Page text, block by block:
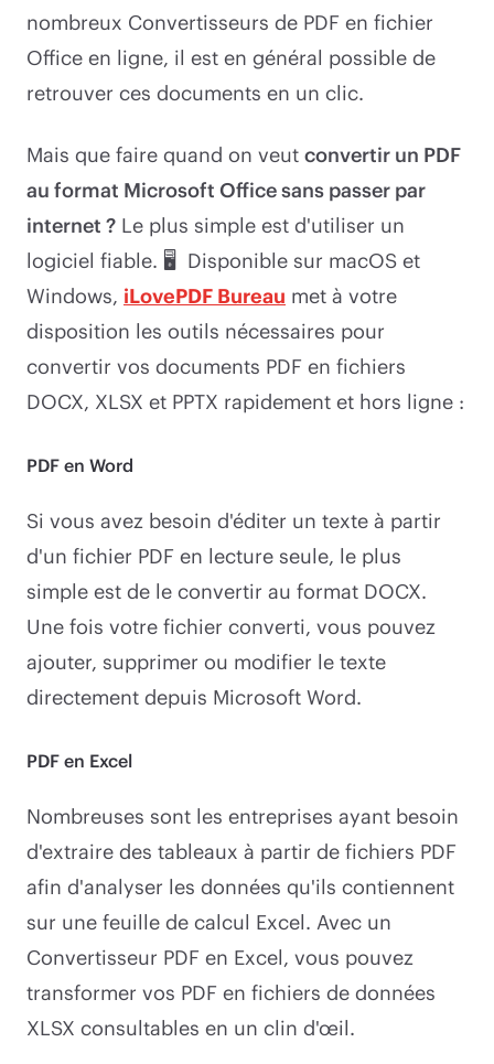
nombreux Convertisseurs de PDF en fichier
Office en ligne, il est en général possible de
retrouver ces documents en un clic.
Mais que faire quand on veut convertir un PDF
au format Microsoft Office sans passer par
internet ? Le plus simple est d'utiliser un
logiciel fiable. 🖥️ Disponible sur macOS et
Windows, iLovePDF Bureau met à votre
disposition les outils nécessaires pour
convertir vos documents PDF en fichiers
DOCX, XLSX et PPTX rapidement et hors ligne :
PDF en Word
Si vous avez besoin d'éditer un texte à partir
d'un fichier PDF en lecture seule, le plus
simple est de le convertir au format DOCX.
Une fois votre fichier converti, vous pouvez
ajouter, supprimer ou modifier le texte
directement depuis Microsoft Word.
PDF en Excel
Nombreuses sont les entreprises ayant besoin
d'extraire des tableaux à partir de fichiers PDF
afin d'analyser les données qu'ils contiennent
sur une feuille de calcul Excel. Avec un
Convertisseur PDF en Excel, vous pouvez
transformer vos PDF en fichiers de données
XLSX consultables en un clin d'œil.